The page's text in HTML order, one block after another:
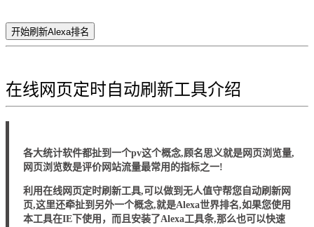
开始刷新Alexa排名
在线网页定时自动刷新工具介绍
各大统计软件都扯到一个pv这个概念,顾名思义就是网页浏览量,
网页浏览数是评价网站流量最常用的指标之一!
利用在线网页定时刷新工具,可以做到无人值守帮您自动刷新网
页,这里还牵扯到另外一个概念,就是Alexa世界排名,如果您使用
本工具在IE下使用，而且安装了Alexa工具条,那么也可以快速